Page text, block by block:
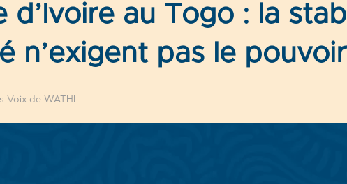
d’Ivoire au Togo : la
n’exigent pas le
Voix de WATHI